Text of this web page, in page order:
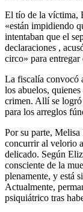
El tío de la víctima,
«están impidiendo
intentaban que el
declaraciones ,
circo» para
La fiscalía convocó
los abuelos,
crimen. Allí se logró
para los arreglos
Por su parte,
concurrir al velorio
delicado. Según
consciente de la
plenamente, y está
Actualmente,
psiquiátrico tras